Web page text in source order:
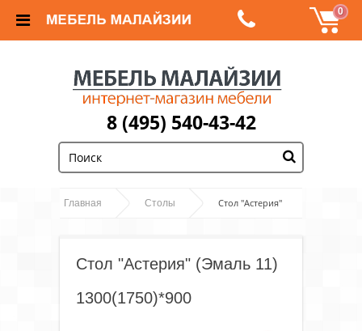
0
8 (495) 540-43-42
Главная Столы Стол "Астерия"
Стол "Астерия" (Эмаль 11)
1300(1750)*900